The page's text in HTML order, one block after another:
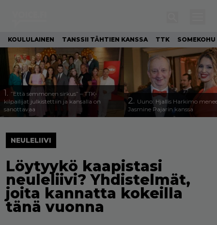
KOULULAINEN TANSSII TÄHTIEN KANSSA TTK SOMEKOHU
1. ”Että semmonen sirkus” – TTK-
kilpailijat julkistettiin ja kansalla on
sanottavaa
2. Uuno: Hjallis Harkimo
Jasmine Pajarin kanssa
NEULELIIVI
Löytyykö kaapistasi
neuleliivi? Yhdistelmät,
joita kannatta kokeilla
tänä vuonna